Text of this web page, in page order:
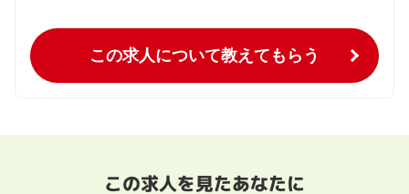
この求人について教えてもらう
この求人を見たあなたに